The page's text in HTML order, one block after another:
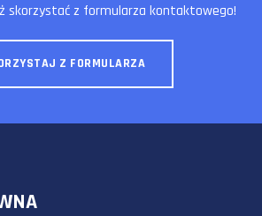
skorzystać z formularza kontaktowego!
Z FORMULARZA